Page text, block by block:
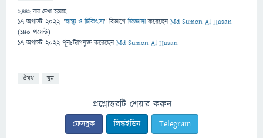
2,442বার দেখা হয়েছে
17 অগাস্ট 2022 "স্বাস্থ্য ও চিকিৎসা" বিভাগে জিজ্ঞাসাকরেছেনMd Sumon Al Hasan
(140 পয়েন্ট)
17 অগাস্ট 2022 পূনঃট্যাগযুক্ত করেছেনMd Sumon Al Hasan
ঔষধ ঘুম
প্রশ্নোত্তরটি শেয়ার করুন
ফেসবুক লিঙ্কইডিন Telegram